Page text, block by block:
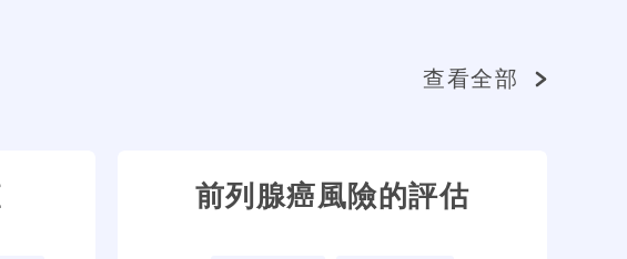
查看全部
前列腺癌風險的評估